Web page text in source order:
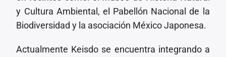
y Cultura Ambiental, el Pabellón Nacional de la
Biodiversidad y la asociación México Japonesa.
Actualmente Keisdo se encuentra integrando a